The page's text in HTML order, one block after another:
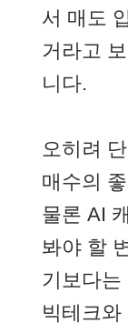
서 매도
거라고
니다.
오히려
매수의
물론 AI
봐야 할
기보다는
빅테크